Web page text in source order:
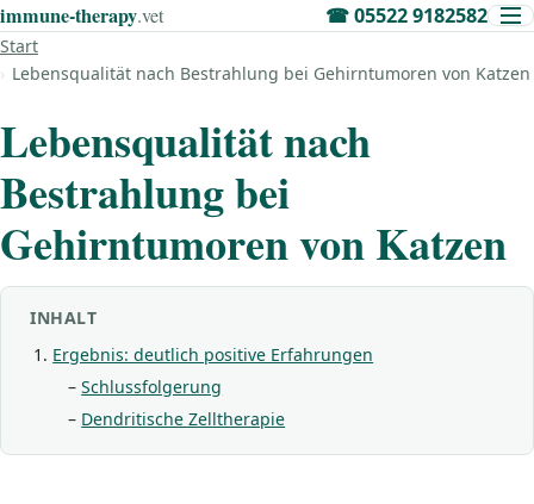
immune‑therapy.vet ☎05522 9182582
Start
Lebensqualität nach Bestrahlung bei Gehirntumoren von Katzen
Lebensqualität nach
Bestrahlung bei
Gehirntumoren von Katzen
INHALT
Ergebnis: deutlich positive Erfahrungen
Schlussfolgerung
Dendritische Zelltherapie